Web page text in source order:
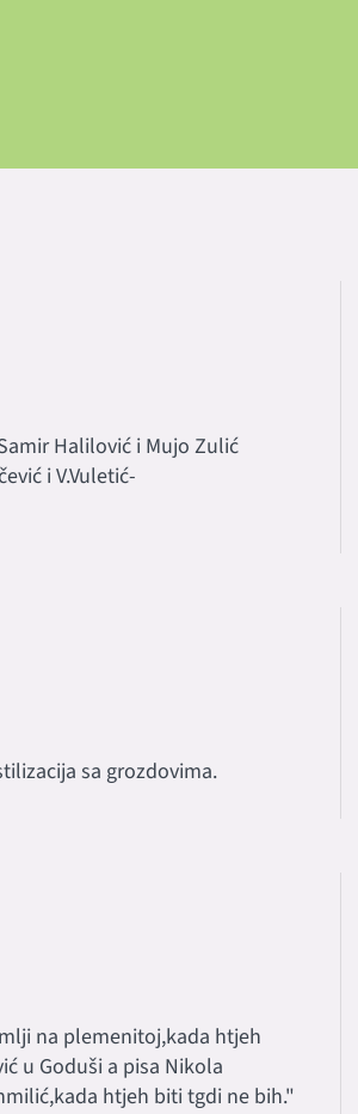
Halilović i Mujo Zulić
i V.Vuletić-
sa grozdovima.
na plemenitoj,kada htjeh
u Goduši a pisa Nikola
htjeh biti tgdi ne bih."